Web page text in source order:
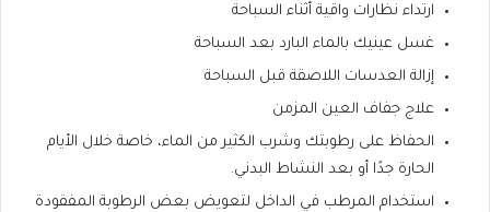
ارتداء نظارات واقية أثناء السباحة
غسل عينيك بالماء البارد بعد السباحة
إزالة العدسات اللاصقة قبل السباحة
علاج جفاف العين المزمن
الحفاظ على رطوبتك وشرب الكثير من الماء، خاصة خلال الأيام
الحارة جدًا أو بعد النشاط البدني.
استخدام المرطب في الداخل لتعويض بعض الرطوبة المفقودة